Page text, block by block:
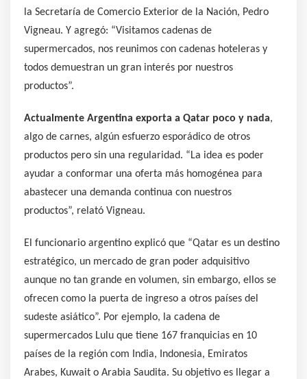
la Secretaría de Comercio Exterior de la Nación, Pedro
Vigneau. Y agregó: “Visitamos cadenas de
supermercados, nos reunimos con cadenas hoteleras y
todos demuestran un gran interés por nuestros
productos”.
Actualmente Argentina exporta a Qatar poco y nada,
algo de carnes, algún esfuerzo esporádico de otros
productos pero sin una regularidad. “La idea es poder
ayudar a conformar una oferta más homogénea para
abastecer una demanda continua con nuestros
productos”, relató Vigneau.
El funcionario argentino explicó que “Qatar es un destino
estratégico, un mercado de gran poder adquisitivo
aunque no tan grande en volumen, sin embargo, ellos se
ofrecen como la puerta de ingreso a otros países del
sudeste asiático”. Por ejemplo, la cadena de
supermercados Lulu que tiene 167 franquicias en 10
países de la región com India, Indonesia, Emiratos
Arabes, Kuwait o Arabia Saudita. Su objetivo es llegar a